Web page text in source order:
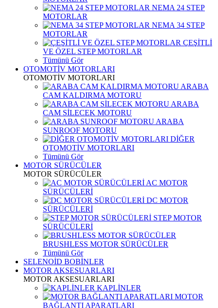
NEMA 24 STEP
MOTORLAR
NEMA 34 STEP
MOTORLAR
ÇEŞİTLİ
VE ÖZEL STEP MOTORLAR
Tümünü Gör
OTOMOTİV MOTORLARI
OTOMOTİV MOTORLARI
ARABA
CAM KALDIRMA MOTORU
ARABA
CAM SİLECEK MOTORU
ARABA
SUNROOF MOTORU
DİĞER
OTOMOTİV MOTORLARI
Tümünü Gör
MOTOR SÜRÜCÜLER
MOTOR SÜRÜCÜLER
AC MOTOR
SÜRÜCÜLERİ
DC MOTOR
SÜRÜCÜLERİ
STEP MOTOR
SÜRÜCÜLERİ
BRUSHLESS MOTOR SÜRÜCÜLER
Tümünü Gör
SELENOİD BOBİNLER
MOTOR AKSESUARLARI
MOTOR AKSESUARLARI
KAPLİNLER
MOTOR
BAĞLANTI APARATLARI